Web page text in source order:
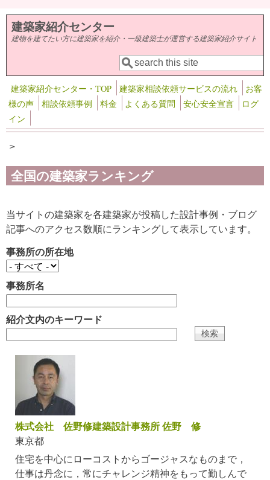
メインコンテンツに移動
建築家紹介センター
建物を建てたい方に建築家を紹介・一級建築士が運営する建築家紹介サイト
検索フォーム
検索
建築家紹介センター・TOP 建築家相談依頼サービスの流れ
お客
様の声
相談依頼事例 料金 よくある質問 安心安全宣言
ログ
イン
>
全国の建築家ランキング
当サイトの建築家を各建築家が投稿した設計事例・ブログ
記事へのアクセス数順にランキングして表示しています。
事務所の所在地
事務所名
紹介文内のキーワード
株式会社 佐野修建築設計事務所 佐野 修
東京都
住宅を中心にローコストからゴージャスなものまで，
仕事は丹念に，常にチャレンジ精神をもって勤しんで